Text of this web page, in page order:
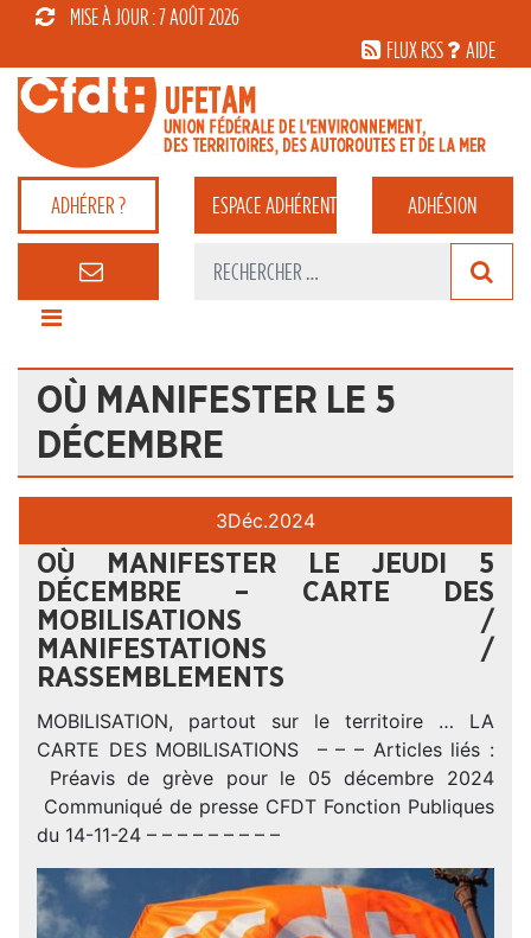
MISE À JOUR : 7 AOÛT 2026
FLUX RSS
AIDE
ADHÉRER ? ESPACEADHÉRENT ADHÉSION
OÙ MANIFESTER LE 5
DÉCEMBRE
3Déc.2024
OÙ MANIFESTER LE JEUDI 5
DÉCEMBRE – CARTE DES
MOBILISATIONS /
MANIFESTATIONS /
RASSEMBLEMENTS
MOBILISATION, partout sur le territoire … LA
CARTE DES MOBILISATIONS – – – Articles liés :
Préavis de grève pour le 05 décembre 2024
Communiqué de presse CFDT Fonction Publiques
du 14-11-24 – – – – – – – – –